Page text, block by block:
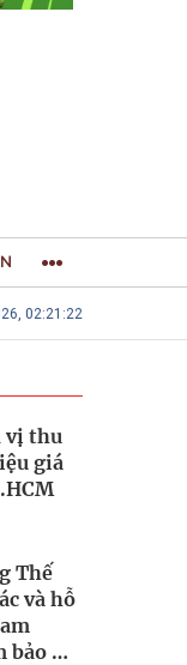
LÀNG NGHỀ
02:21:24
vị thu
giá
Thế
và hỗ
an